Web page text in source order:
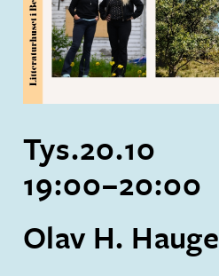
Olav H. Hauge
Tys.20.10
19:00–20:00